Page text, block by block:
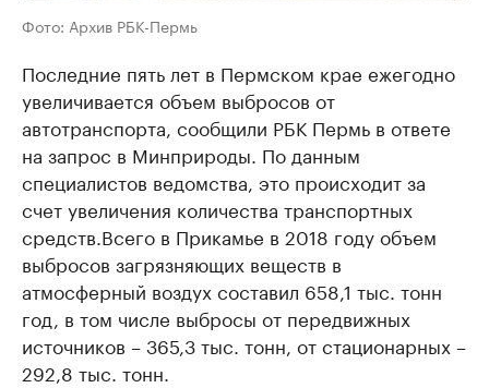
Фото: Архив РБК-Пермь
Последние пять лет в Пермском крае ежегодно
увеличивается объем выбросов от
автотранспорта, сообщили РБК Пермь в ответе
на запрос в Минприроды. По данным
специалистов ведомства, это происходит за
счет увеличения количества транспортных
средств.Всего в Прикамье в 2018 году объем
выбросов загрязняющих веществ в
атмосферный воздух составил 658,1 тыс. тонн
год, в том числе выбросы от передвижных
источников – 365,3 тыс. тонн, от стационарных –
292,8 тыс. тонн.